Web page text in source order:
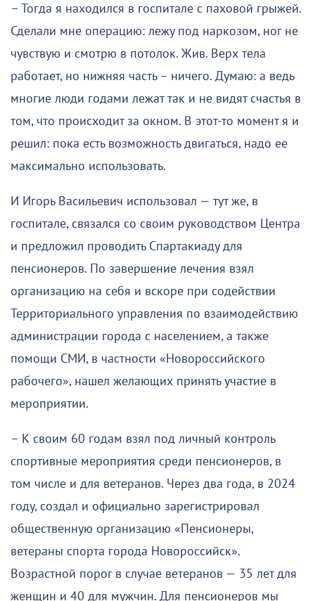
– Тогда я находился в госпитале с паховой грыжей.
Сделали мне операцию: лежу под наркозом, ног не
чувствую и смотрю в потолок. Жив. Верх тела
работает, но нижняя часть – ничего. Думаю: а ведь
многие люди годами лежат так и не видят счастья в
том, что происходит за окном. В этот-то момент я и
решил: пока есть возможность двигаться, надо ее
максимально использовать.
И Игорь Васильевич использовал — тут же, в
госпитале, связался со своим руководством Центра
и предложил проводить Спартакиаду для
пенсионеров. По завершение лечения взял
организацию на себя и вскоре при содействии
Территориального управления по взаимодействию
администрации города с населением, а также
помощи СМИ, в частности «Новороссийского
рабочего», нашел желающих принять участие в
мероприятии.
– К своим 60 годам взял под личный контроль
спортивные мероприятия среди пенсионеров, в
том числе и для ветеранов. Через два года, в 2024
году, создал и официально зарегистрировал
общественную организацию «Пенсионеры,
ветераны спорта города Новороссийск».
Возрастной порог в случае ветеранов — 35 лет для
женщин и 40 для мужчин. Для пенсионеров мы